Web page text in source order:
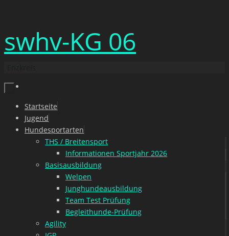
Inhalt
springen
swhv-KG 06
Zum
Inhalt
springen
Startseite
Jugend
Hundesportarten
THS / Breitensport
Informationen Sportjahr 2026
Basisausbildung
Welpen
Junghundeausbildung
Team Test Prüfung
Begleithunde-Prüfung
Agility